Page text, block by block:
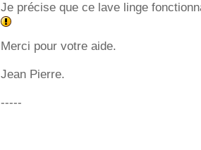
Je précise que ce lave linge
Merci pour votre aide.
Jean Pierre.
-----